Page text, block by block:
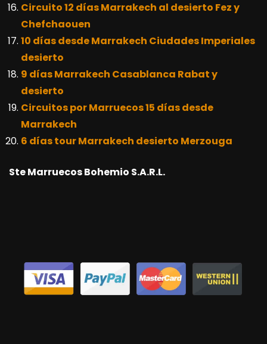
Circuito 12 días Marrakech al desierto Fez y
Chefchaouen
10 días desde Marrakech Ciudades Imperiales
desierto
9 días Marrakech Casablanca Rabat y
desierto
Circuitos por Marruecos 15 días desde
Marrakech
6 días tour Marrakech desierto Merzouga
Ste Marruecos Bohemio S.A.R.L.